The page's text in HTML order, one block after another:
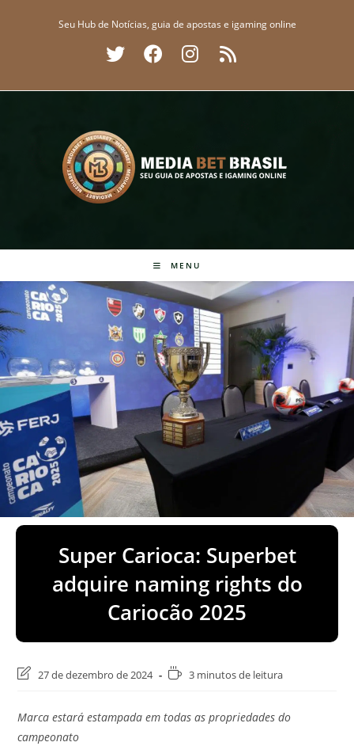
Seu Hub de Notícias, guia de apostas e igaming online
MENU
Super Carioca: Superbet
adquire naming rights do
Cariocão 2025
Última
post:
27 de dezembro de 2024
Tempo3 minutos de leitura
Marca estará estampada em todas as propriedades do
campeonato